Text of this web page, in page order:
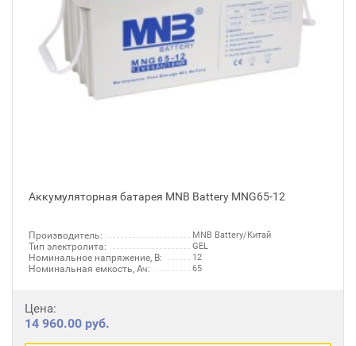
Аккумуляторная батарея MNB Battery MNG65-12
Производитель: MNB Battery/Китай
Тип электролита: GEL
Номинальное напряжение, В: 12
Номинальная емкость, Ач: 65
Цена:
14 960.00 руб.